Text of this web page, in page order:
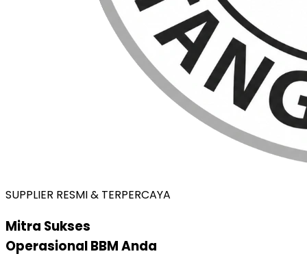
SUPPLIER RESMI & TERPERCAYA
Mitra Sukses
Operasional BBM Anda